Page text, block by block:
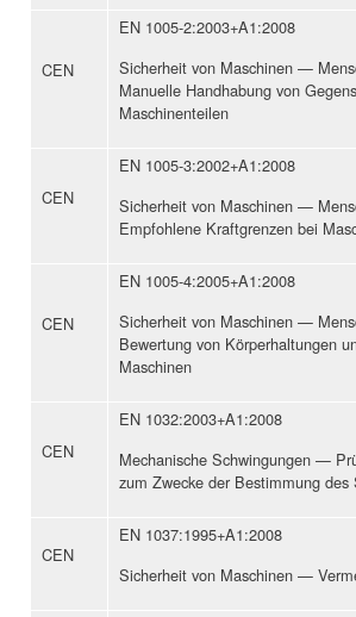
CEN
EN 1005-2:2003+A1:2008
Sicherheit von Maschinen —
Manuelle Handhabung von
Maschinenteilen
CEN
EN 1005-3:2002+A1:2008
Sicherheit von Maschinen —
Empfohlene Kraftgrenzen bei
CEN
EN 1005-4:2005+A1:2008
Sicherheit von Maschinen —
Bewertung von Körperhaltungen
Maschinen
CEN
EN 1032:2003+A1:2008
Mechanische Schwingungen —
zum Zwecke der Bestimmung des
CEN
EN 1037:1995+A1:2008
Sicherheit von Maschinen —